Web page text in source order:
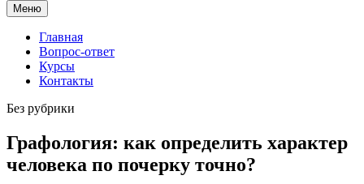
Меню
Главная
Вопрос-ответ
Курсы
Контакты
Без рубрики
Графология: как определить характер
человека по почерку точно?